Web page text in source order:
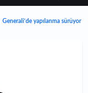
Generali’de yapılanma sürüyor